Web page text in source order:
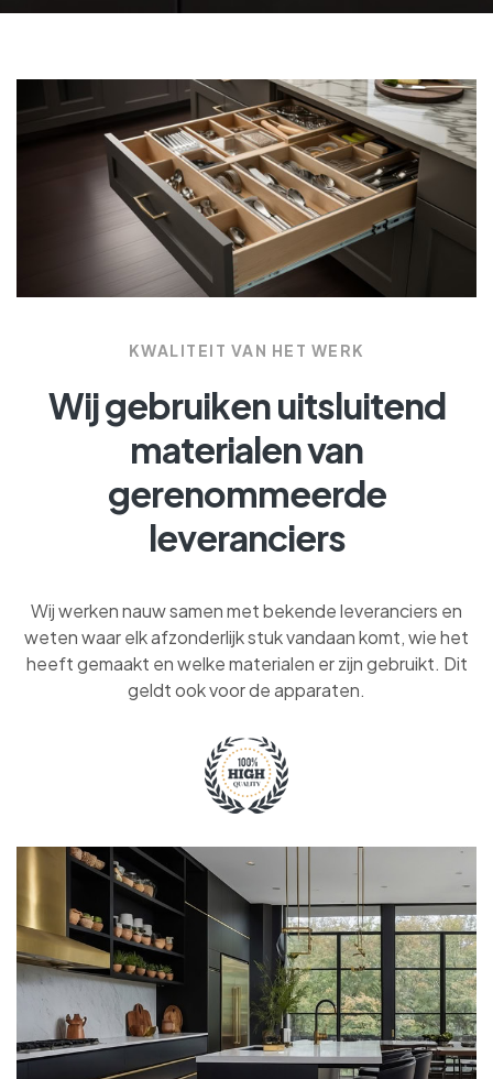
KWALITEIT VAN HET WERK
Wij gebruiken uitsluitend
materialen van
gerenommeerde
leveranciers
Wij werken nauw samen met bekende leveranciers en
weten waar elk afzonderlijk stuk vandaan komt, wie het
heeft gemaakt en welke materialen er zijn gebruikt. Dit
geldt ook voor de apparaten.